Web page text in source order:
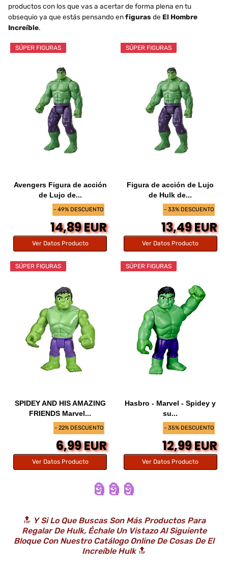
productos con los que vas a acertar de forma plena en tu
obsequio ya que estás pensando enfiguras de El Hombre
Increíble.
- 49% DESCUENTO
SÚPER FIGURAS
Avengers Figura de acción
de Lujo de...
14,89 EUR
Ver Datos Producto
- 33% DESCUENTO
SÚPER FIGURAS
Figura de acción de Lujo
de Hulk de...
13,49 EUR
Ver Datos Producto
- 22% DESCUENTO
SÚPER FIGURAS
SPIDEY AND HIS AMAZING
FRIENDS Marvel...
6,99 EUR
Ver Datos Producto
- 35% DESCUENTO
SÚPER FIGURAS
Hasbro - Marvel - Spidey y
su...
12,99 EUR
Ver Datos Producto
🗿 🗿 🗿
🔝 Y Si Lo Que Buscas Son Más Productos Para
Regalar De Hulk, Échale Un Vistazo Al Siguiente
Bloque Con Nuestro Catálogo Online De Cosas De El
Increíble Hulk🔝